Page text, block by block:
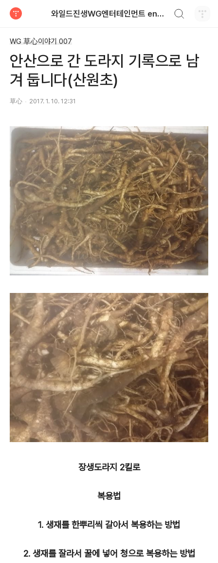
와일드진생WG엔터테인먼트 entertainment
WG 草心이야기 007
안산으로 간 도라지 기록으로 남
겨 둡니다(산원초)
草心 2017. 1. 10. 12:31
장생도라지 2킬로
복용법
1. 생재를 한뿌리씩 갈아서 복용하는 방법
2. 생재를 잘라서 꿀에 넣어 청으로 복용하는 방법